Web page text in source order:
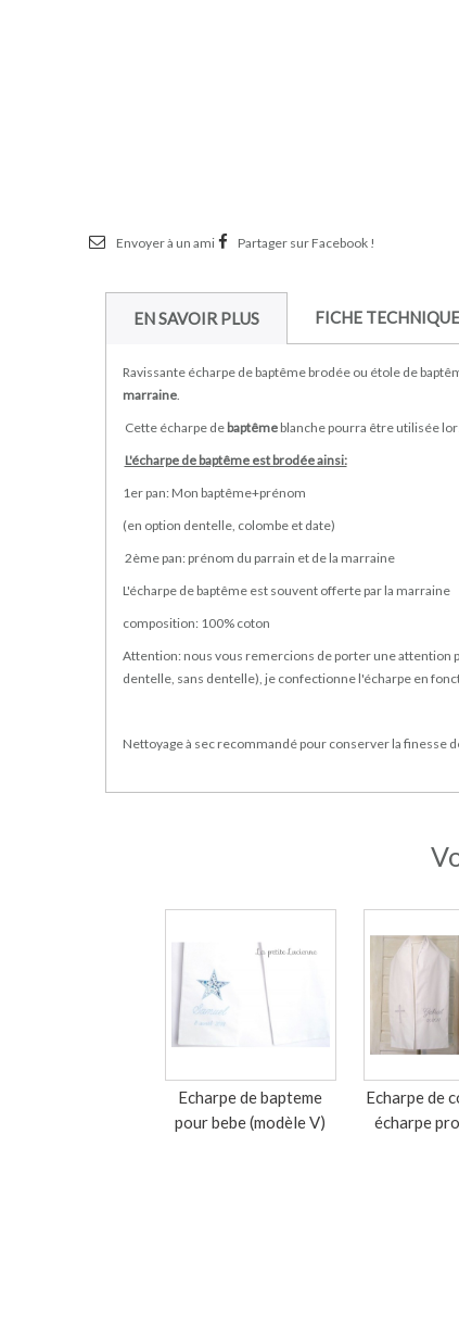
Envoyer à un ami Partager sur Facebook !
EN SAVOIR PLUS FICHE TECHNIQUE
Ravissante écharpe de baptême brodée ou étole de
marraine.
Cette écharpe de baptême blanche pourra être utilisée
L'écharpe de baptême est brodée ainsi:
1er pan: Mon baptême+prénom
(en option dentelle, colombe et date)
2ème pan: prénom du parrain et de la marraine
L'écharpe de baptême est souvent offerte par la marraine
composition: 100% coton
Attention: nous vous remercions de porter une attention
dentelle, sans dentelle), je confectionne l'écharpe en
Nettoyage à sec recommandé pour conserver la finesse
Echarpe de bapteme
pour bebe (modèle V)
Echarpe de
écharpe